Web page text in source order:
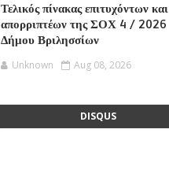
Τελικός πίνακας επιτυχόντων και
απορριπτέων της ΣΟΧ 4 / 2026
Δήμου Βριλησσίων
Unknown Aug 08, 2026
DISQUS